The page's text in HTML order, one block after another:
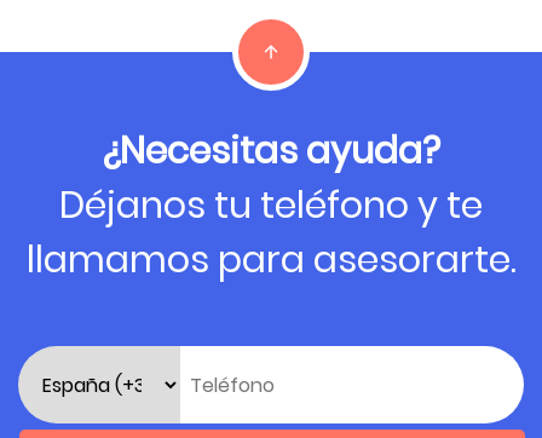
¿Necesitas ayuda?
Déjanos tu teléfono y te
llamamos para asesorarte.